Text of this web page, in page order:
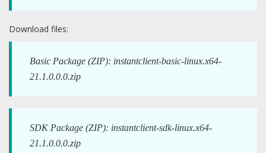
Download files:
Basic Package (ZIP): instantclient-basic-linux.x64-
21.1.0.0.0.zip
SDK Package (ZIP): instantclient-sdk-linux.x64-
21.1.0.0.0.zip